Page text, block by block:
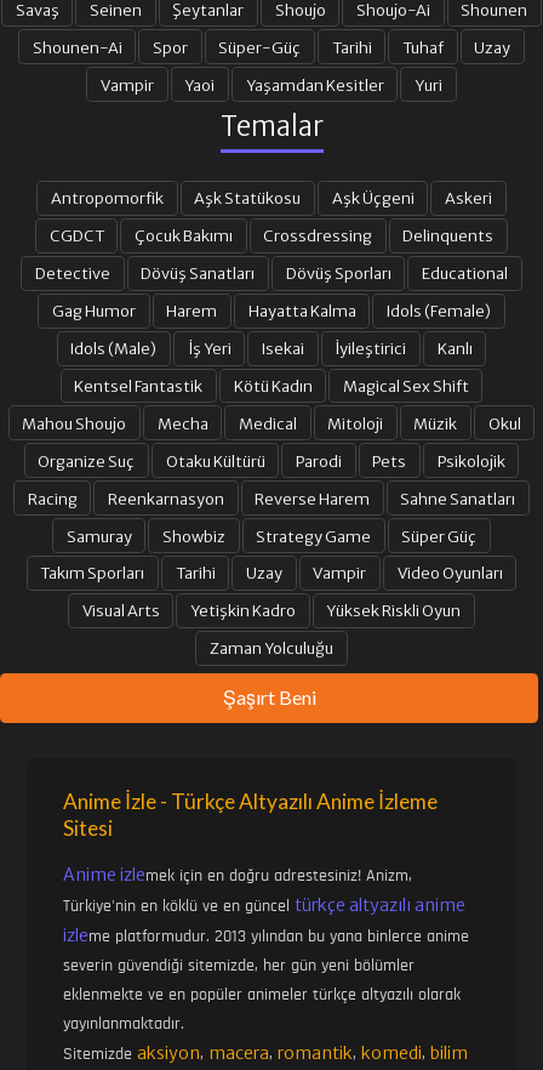
21. BÖLÜM 22-23. BÖLÜM
25. BÖLÜM
26. BÖLÜM 27. BÖLÜM
28. BÖLÜM 29. BÖLÜM
30. BÖLÜM 31. BÖLÜM
32. BÖLÜM 33. BÖLÜM
34. BÖLÜM 35. BÖLÜM
37. BÖLÜM
41. BÖLÜM
43. BÖLÜM
Savaş Seinen Şeytanlar Shoujo Shoujo-Ai
Shounen
Shounen-Ai
Spor Süper-Güç Tarihi Tuhaf
Uzay
Vampir
Yaoi Yaşamdan Kesitler Yuri
Temalar
Antropomorfik Aşk Statükosu Aşk Üçgeni
Askeri
CGDCT
Çocuk Bakımı Crossdressing
Delinquents
Detective
Dövüş Sanatları Dövüş Sporları
Educational
Gag Humor
Harem Hayatta Kalma
Idols (Female)
Idols (Male)
İş Yeri Isekai İyileştirici
Kanlı
Kentsel Fantastik
Kötü Kadın
Magical Sex Shift
Mahou Shoujo
Mecha Medical Mitoloji Müzik
Okul
Organize Suç
Otaku Kültürü Parodi Pets
Psikolojik
Racing
Reenkarnasyon Reverse Harem
Sahne Sanatları
Samuray
Showbiz Strategy Game
Süper Güç
Takım Sporları
Tarihi Uzay Vampir
Video Oyunları
Visual Arts
Yetişkin Kadro
Yüksek Riskli Oyun
Zaman Yolculuğu
Şaşırt Beni
Anime İzle - Türkçe Altyazılı Anime İzleme
Sitesi
Anime izlemek için en doğru adrestesiniz! Anizm,
Türkiye'nin en köklü ve en günceltürkçe altyazılı anime
izleme platformudur. 2013 yılından bu yana binlerce anime
severin güvendiği sitemizde, her gün yeni bölümler
eklenmekte ve en popüler animeler türkçe altyazılı olarak
yayınlanmaktadır.
Sitemizdeaksiyon, macera,romantik, komedi, bilim